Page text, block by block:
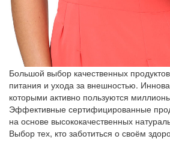
Большой выбор качественных
питания и ухода за внешностью.
которыми активно пользуются
Эффективные сертифицированные
на основе высококачественных
Выбор тех, кто заботиться о своём